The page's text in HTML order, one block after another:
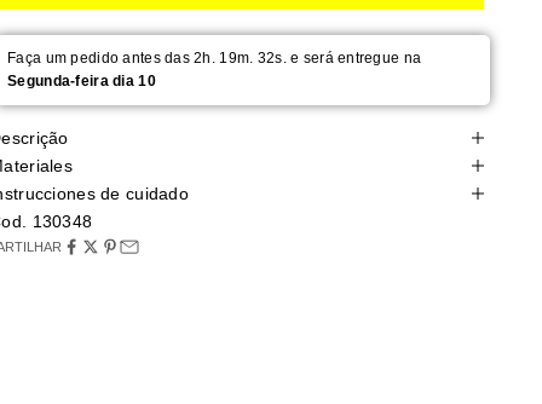
Faça um pedido antes das 2h. 19m. 30s. e será entregue na
Segunda-feira dia 10
de cuidado
130348